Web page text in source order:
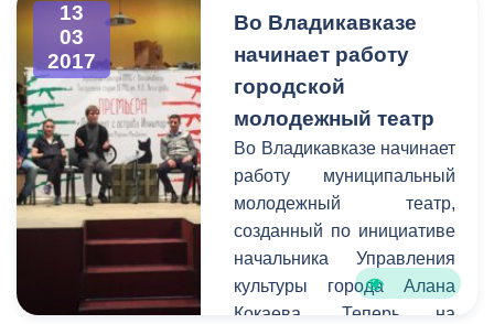
своевременно сообщать
информацию о
планируемом перекрытии
в администрацию города.
Смысл этого оповещения
состоит в том, чтобы АМС
г. Владикавказ имела
возможность
предупредить остальных
граждан города о
временных неудобствах
13
03
2017
Во Владикавказе
начинает работу
городской
молодежный театр
Во Владикавказе начинает
работу муниципальный
молодежный театр,
созданный по инициативе
начальника Управления
культуры города Алана
Кокаева. Теперь на